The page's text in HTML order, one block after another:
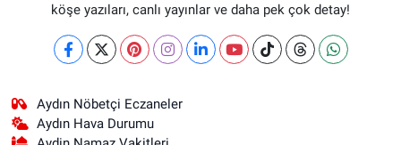
köşe yazıları, canlı yayınlar ve daha pek çok detay!
Aydın Nöbetçi Eczaneler
Aydın Hava Durumu